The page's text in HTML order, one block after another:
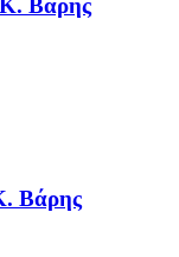
Βάρης
Βάρης